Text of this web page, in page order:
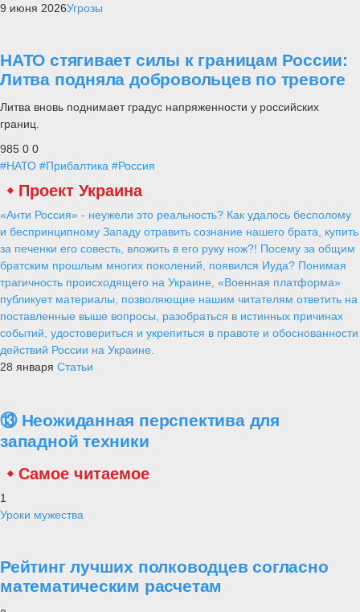
9 июня 2026Угрозы
НАТО стягивает силы к границам России:
Литва подняла добровольцев по тревоге
Литва вновь поднимает градус напряженности у российских
границ.
985 0 0
#НАТО #Прибалтика #Россия
Проект Украина
«Анти Россия» - неужели это реальность? Как удалось бесполому
и беспринципному Западу отравить сознание нашего брата, купить
за печенки его совесть, вложить в его руку нож?! Посему за общим
братским прошлым многих поколений, появился Иуда? Понимая
трагичность происходящего на Украине, «Военная платформа»
публикует материалы, позволяющие нашим читателям ответить на
поставленные выше вопросы, разобраться в истинных причинах
событий, удостовериться и укрепиться в правоте и обоснованности
действий России на Украине.
28 января Статьи
⑬ Неожиданная перспектива для
западной техники
Самое читаемое
1
Уроки мужества
Рейтинг лучших полководцев согласно
математическим расчетам